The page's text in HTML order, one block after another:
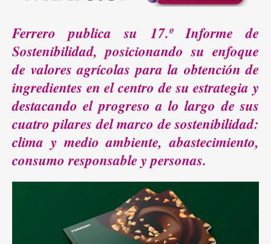
Ferrero publica su 17.º Informe de
Sostenibilidad, posicionando su enfoque
de valores agrícolas para la obtención de
ingredientes en el centro de su estrategia y
destacando el progreso a lo largo de sus
cuatro pilares del marco de sostenibilidad:
clima y medio ambiente, abastecimiento,
consumo responsable y personas.